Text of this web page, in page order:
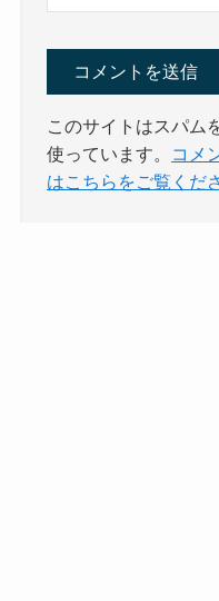
このサイトはスパム
使っています。
コメ
はこちらをご覧くだ